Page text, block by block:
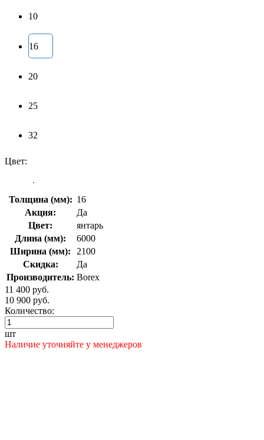
10
16
20
25
32
Цвет:
Толщина (мм): 16
Акция:
Да
Цвет:
янтарь
Длина (мм):
6000
Ширина (мм):
2100
Скидка:
Да
Производитель: Borex
11 400 руб.
10 900 руб.
Количество:
шт
Наличие уточняйте у менеджеров